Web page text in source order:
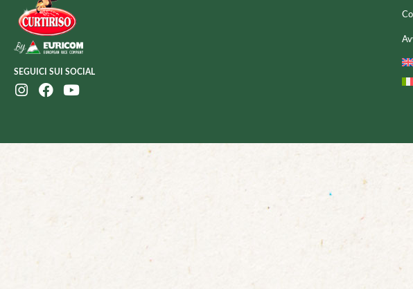
SEGUICI SUI SOCIAL